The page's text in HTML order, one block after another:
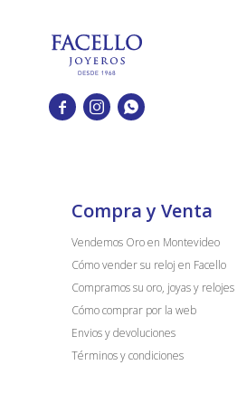
  
Compra y Venta
Vendemos Oro en Montevideo
Cómo vender su reloj en Facello
Compramos su oro, joyas y relojes
Cómo comprar por la web
Envios y devoluciones
Términos y condiciones